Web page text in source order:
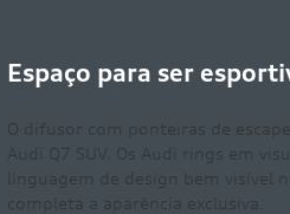
atesta a potência motriz do
características distintivas da nova
S line com spoiler de teto S que